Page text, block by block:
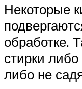
Некоторые
обработке.
стирки
либо не